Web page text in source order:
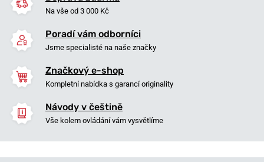
Na vše od 3 000 Kč
Poradí vám odborníci
Jsme specialisté na naše značky
Značkový e-shop
Kompletní nabídka s garancí originality
Návody v češtině
Vše kolem ovládání vám vysvětlíme